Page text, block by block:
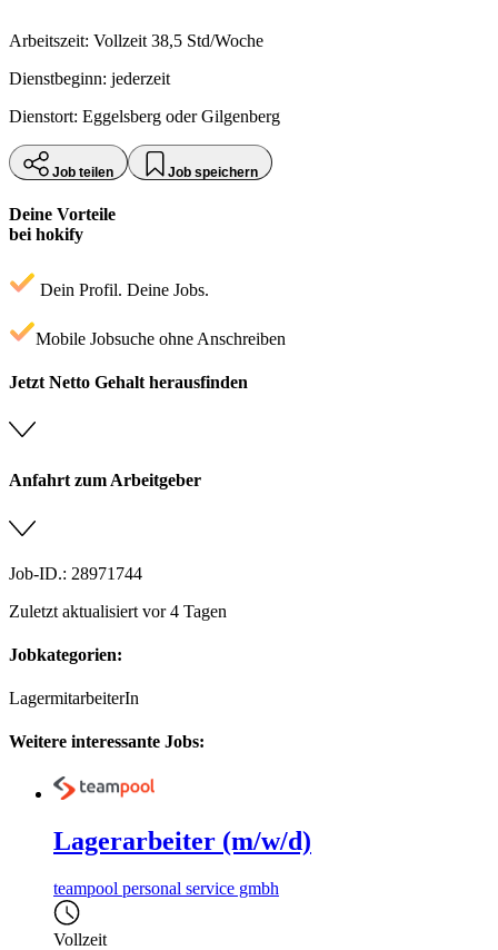
Arbeitszeit: Vollzeit 38,5 Std/Woche
Dienstbeginn: jederzeit
Dienstort: Eggelsberg oder Gilgenberg
Job teilen Job speichern
Deine Vorteile
bei hokify
Dein Profil. Deine Jobs.
Mobile Jobsuche ohne Anschreiben
Jetzt Netto Gehalt herausfinden
Anfahrt zum Arbeitgeber
Job-ID.: 28971744
Zuletzt aktualisiert vor 4 Tagen
Jobkategorien:
LagermitarbeiterIn
Weitere interessante Jobs:
Lagerarbeiter (m/w/d)
teampool personal service gmbh
Vollzeit